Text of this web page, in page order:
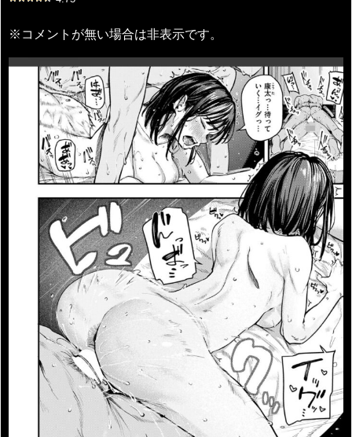
※コメントが無い場合は非表示です。